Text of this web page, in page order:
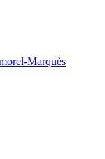
Marquès